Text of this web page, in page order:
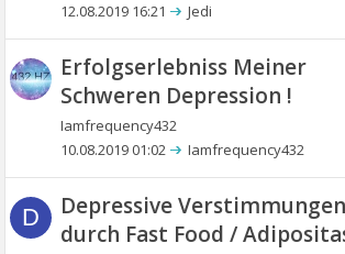
12.08.2019 16:21 Jedi
Erfolgserlebniss Meiner
Schweren Depression !
Iamfrequency432
10.08.2019 01:02 Iamfrequency432
D
Depressive Verstimmungen
durch Fast Food /